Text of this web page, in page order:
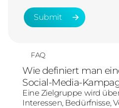
FAQ
Wie definiert man
Social-Media-
Eine Zielgruppe wird
Interessen, Bedürfnisse,
Submit